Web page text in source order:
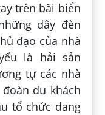
trên bãi biển
dây đèn
đạo của nhà
là hải sản
tự các nhà
du khách
tổ chức dang